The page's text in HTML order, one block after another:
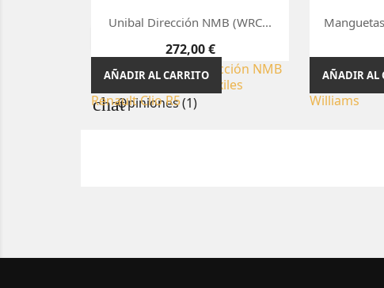
49,00 €
 Vista rápida
Unibal Dirección NMB (WRC...
Precio
272,00 €
AÑADIR AL CARRITO

AÑADIR AL
Opiniones (1)